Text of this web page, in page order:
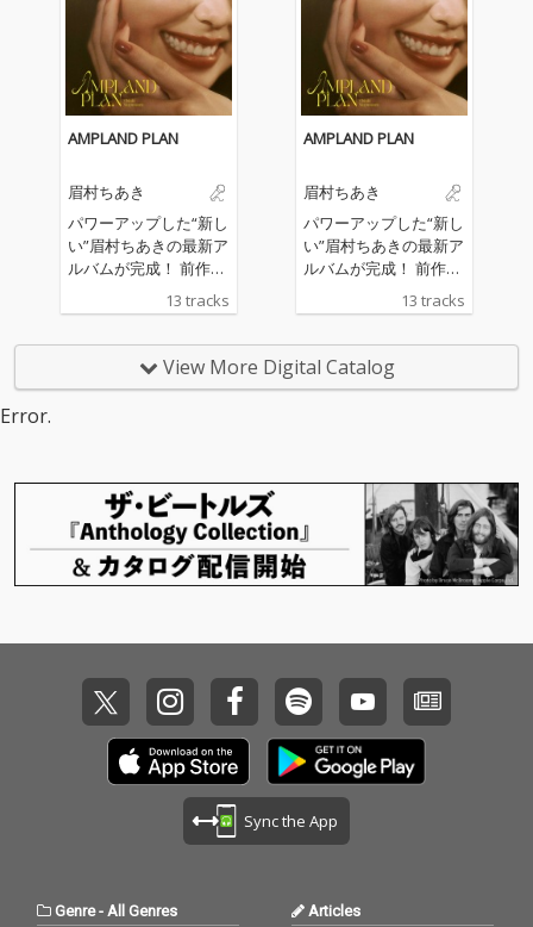
楽フェスティバル SXS
W Music Festival に202
4年・2025年と2年連続
出演するなど、海外シ
ーンへの挑戦を続ける
彼女の新たな試み。20
20年に初の海外ライブ
演のたびに現地の音楽
ファンへ向けて楽曲を
英語詞にアレンジ。Fra
ncesca Nelson、Olivia
chlegerから英語での作
曲に加え、初の全編英
楽フェスティバル SXS
W Music Festival に202
4年・2025年と2年連続
出演するなど、海外シ
ーンへの挑戦を続ける
彼女の新たな試み。20
20年に初の海外ライブ
演のたびに現地の音楽
ファンへ向けて楽曲を
英語詞にアレンジ。Fra
ncesca Nelson、Olivia
chlegerから英語での作
曲に加え、初の全編英
AMPLAND PLAN
眉村ちあき
パワーアップした“新し
い”眉村ちあきの最新ア
ルバムが完成！ 前作
『うふふ』のリリース
以降、精力的な楽曲制
え、国内外の多彩なア
ーティスト作品へのコ
25年。 歌に向き合う中
で磨かれた表現力に加
え、作曲・作詞・編曲
といったクリエイティ
ブもさらに進化。その
村ちあきの最新作が完
成！
13 tracks
AMPLAND PLAN
眉村ちあき
パワーアップした“新し
い”眉村ちあきの最新ア
ルバムが完成！ 前作
『うふふ』のリリース
以降、精力的な楽曲制
え、国内外の多彩なア
ーティスト作品へのコ
25年。 歌に向き合う中
で磨かれた表現力に加
え、作曲・作詞・編曲
といったクリエイティ
ブもさらに進化。その
村ちあきの最新作が完
成！
13 tracks
View More Digital Catalog
Error.
Sync the App
Genre- All Genres Articles